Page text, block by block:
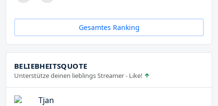
Gesamtes Ranking
BELIEBHEITSQUOTE
Unterstütze deinen lieblings Streamer - Like!
Tjan